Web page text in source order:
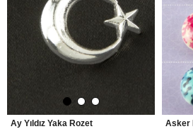
Ay Yıldız Yaka Rozet